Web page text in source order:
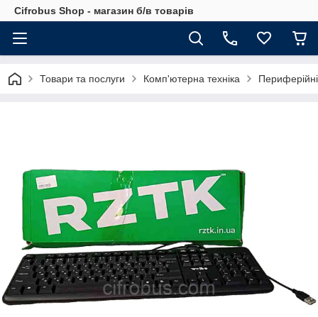
Cifrobus Shop - магазин б/в товарів
Товари та послуги Комп'ютерна техніка